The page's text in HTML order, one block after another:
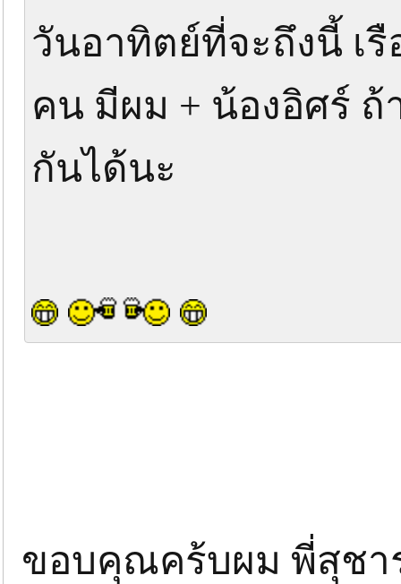
วันอาทิตย์ที่จะถึงนี้ เ
คน มีผม + น้องอิศร์ ถ้
กันได้นะ
ขอบคุณคร้บผม พี่สุชา